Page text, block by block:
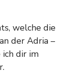
welche die
der Adria –
ich dir im